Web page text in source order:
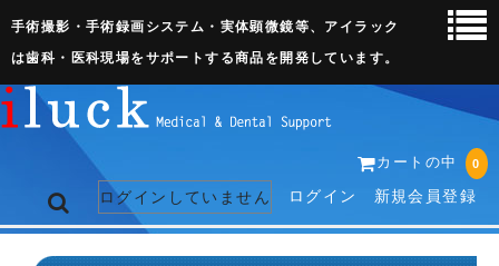
手術撮影・手術録画システム・実体顕微鏡等、アイラック
は歯科・医科現場をサポートする商品を開発しています。
カートの中 0
ログインしていません ログイン 新規会員登録